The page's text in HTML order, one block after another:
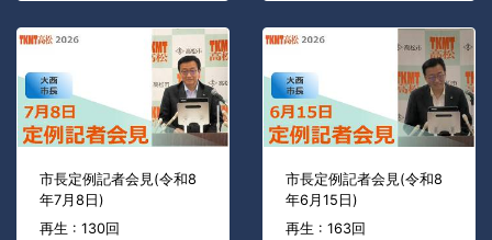
市長定例記者会見(令和8
年7月8日)
再生 : 130回
市長定例記者会見(令和8
年6月15日)
再生 : 163回